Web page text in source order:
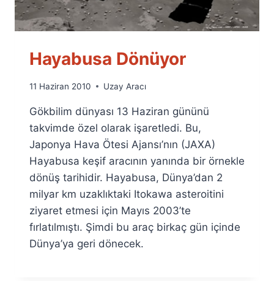
Hayabusa Dönüyor
By
Fuat
Özyar
11 Haziran 2010 Uzay Aracı
Gökbilim dünyası 13 Haziran gününü
takvimde özel olarak işaretledi. Bu,
Japonya Hava Ötesi Ajansı’nın (JAXA)
Hayabusa keşif aracının yanında bir örnekle
dönüş tarihidir. Hayabusa, Dünya’dan 2
milyar km uzaklıktaki Itokawa asteroitini
ziyaret etmesi için Mayıs 2003’te
fırlatılmıştı. Şimdi bu araç birkaç gün içinde
Dünya’ya geri dönecek.